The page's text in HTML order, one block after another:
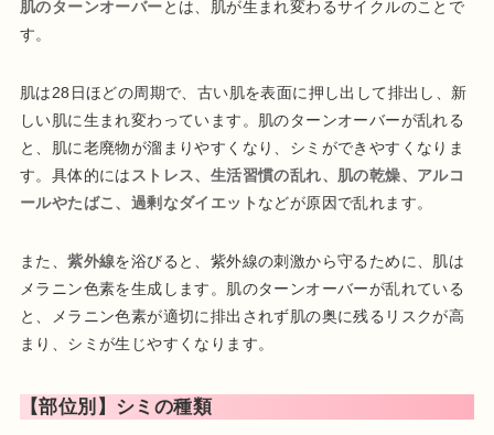
肌のターンオーバーとは、肌が生まれ変わるサイクルのことで
す。
肌は28日ほどの周期で、古い肌を表面に押し出して排出し、新
しい肌に生まれ変わっています。肌のターンオーバーが乱れる
と、肌に老廃物が溜まりやすくなり、シミができやすくなりま
す。具体的には ストレス、生活習慣の乱れ、肌の乾燥、アルコ
ールやたばこ、過剰なダイエット などが原因で乱れます。
また、紫外線を浴びると、紫外線の刺激から守るために、肌は
メラニン色素を生成します。肌のターンオーバーが乱れている
と、メラニン色素が適切に排出されず肌の奥に残るリスクが高
まり、シミが生じやすくなります。
【部位別】シミの種類